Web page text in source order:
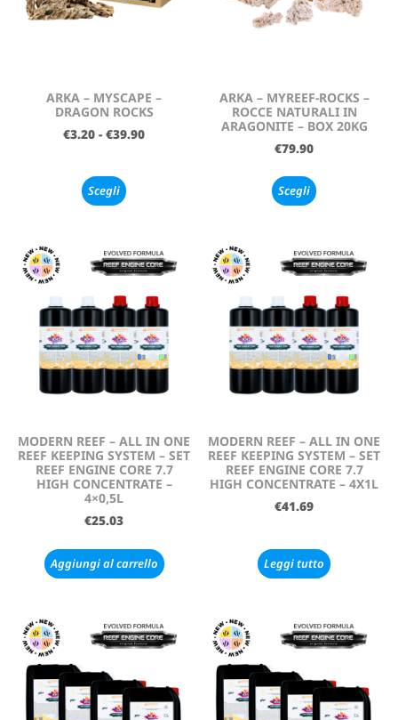
ARKA – MYSCAPE –
DRAGON ROCKS
€3.20 - €39.90
Scegli
ARKA – MYREEF-ROCKS –
ROCCE NATURALI IN
ARAGONITE – BOX 20KG
€79.90
Scegli
MODERN REEF – ALL IN ONE
REEF KEEPING SYSTEM – SET
REEF ENGINE CORE 7.7
HIGH CONCENTRATE –
4×0,5L
€25.03
Aggiungi al carrello
MODERN REEF – ALL IN ONE
REEF KEEPING SYSTEM – SET
REEF ENGINE CORE 7.7
HIGH CONCENTRATE – 4X1L
€41.69
Leggi tutto